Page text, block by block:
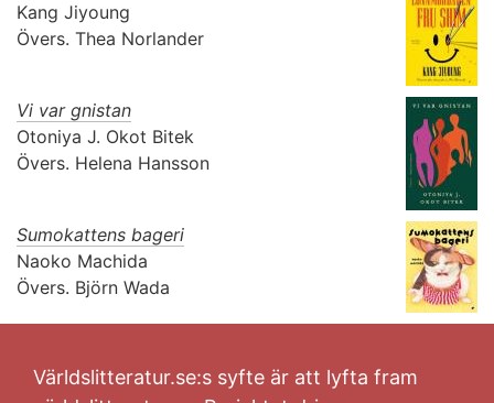
Kang Jiyoung
Övers. Thea Norlander
Vi var gnistan
Otoniya J. Okot Bitek
Övers. Helena Hansson
Sumokattens bageri
Naoko Machida
Övers. Björn Wada
Världslitteratur.se:s syfte är att lyfta fram